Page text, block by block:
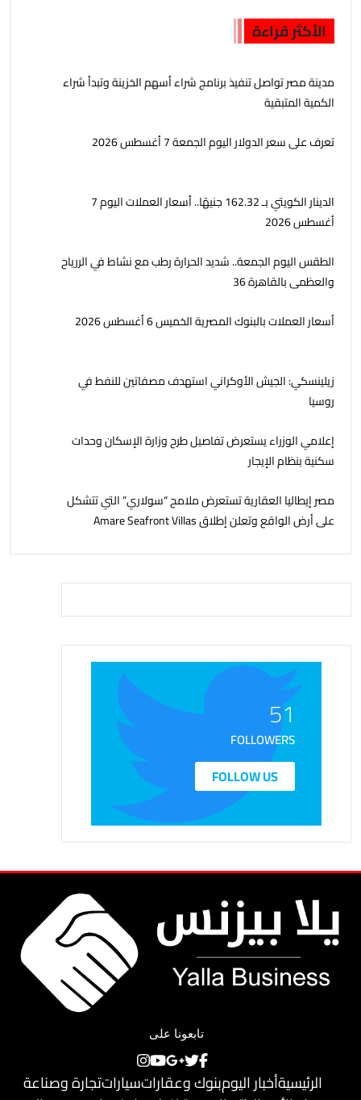
الأكثر قراءة
مدينة مصر تواصل تنفيذ برنامج شراء أسهم الخزينة وتبدأ شراء
الكمية المتبقية
تعرف على سعر الدولار اليوم الجمعة 7 أغسطس 2026
الدينار الكويتي بـ 162.32 جنيهًا.. أسعار العملات اليوم 7
أغسطس 2026
الطقس اليوم الجمعة.. شديد الحرارة رطب مع نشاط في الررياح
والعظمى بالقاهرة 36
أسعار العملات بالبنوك المصرية الخميس 6 أغسطس 2026
زيلينسكي: الجيش الأوكراني استهدف مصفاتين للنفط في
روسيا
إعلامي الوزراء يستعرض تفاصيل طرح وزارة الإسكان وحدات
سكنية بنظام الإيجار
مصر إيطاليا العقارية تستعرض ملامح “سولاري” التي تتشكل
على أرض الواقع وتعلن إطلاق Amare Seafront Villas
51
FOLLOWERS
FOLLOW US
تابعونا على
الرئيسيةأخبار اليومبنوك وعقاراتسياراتتجارة وصناعة